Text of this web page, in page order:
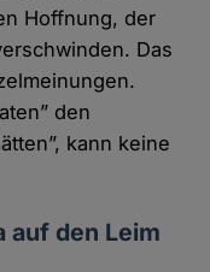
Hoffnung, der
Das
den
kann keine
auf den Leim